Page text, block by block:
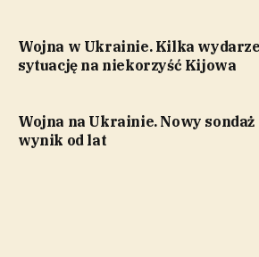
Wojna w Ukrainie. Kilka
sytuację na niekorzyść Kijowa
Wojna na Ukrainie. Nowy sondaż
wynik od lat